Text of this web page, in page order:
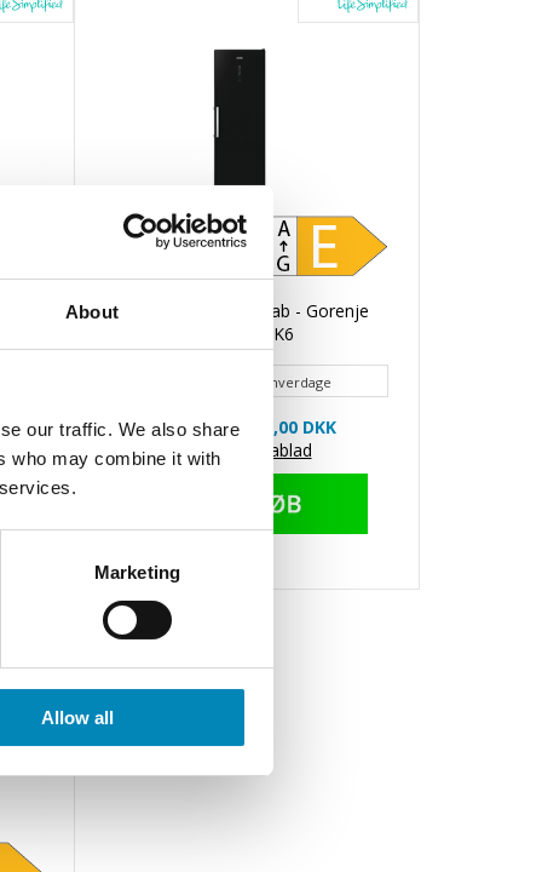
About
our traffic. We also share
who may combine it with
Marketing
Allow all
Fritstående Køleskab - Gorenje
R619EABK6
Leveringstid 1-3 hverdage
Din-pris 6.095,00 DKK
Produktdatablad